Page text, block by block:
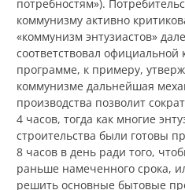
потребностям»).
коммунизму активно
«коммунизм энтузиастов»
соответствовал
программе, к примеру,
коммунизме дальнейшая
производства позволит
4 часов, тогда как многие
строительства были готовы
8 часов в день ради того,
раньше намеченного срока,
решить основные бытовые